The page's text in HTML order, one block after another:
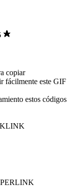
copiar
fácilmente este GIF
estos códigos
LINK